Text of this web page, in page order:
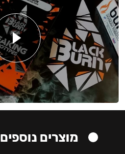
מוצרים נוספים